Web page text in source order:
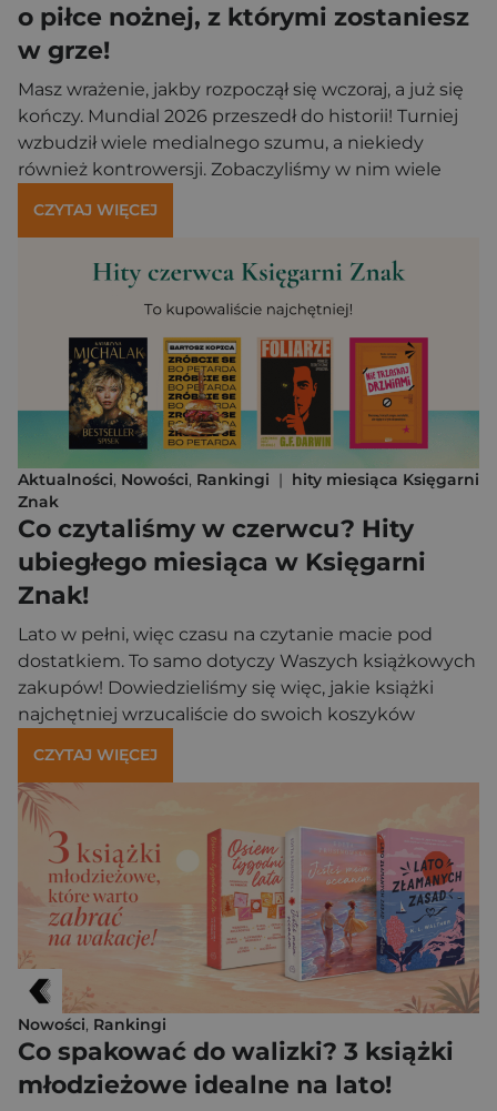
o piłce nożnej, z którymi zostaniesz
w grze!
Masz wrażenie, jakby rozpoczął się wczoraj, a już się
kończy. Mundial 2026 przeszedł do historii! Turniej
wzbudził wiele medialnego szumu, a niekiedy
również kontrowersji. Zobaczyliśmy w nim wiele
drużyn, po raz pierwszy też gościły go aż trzy kraje
kartek, dodatkowa przerwa na nawodnienie – tych
CZYTAJ WIĘCEJ
Aktualności, Nowości, Rankingi | hity miesiąca Księgarni
Znak
Co czytaliśmy w czerwcu? Hity
ubiegłego miesiąca w Księgarni
Znak!
Lato w pełni, więc czasu na czytanie macie pod
dostatkiem. To samo dotyczy Waszych książkowych
zakupów! Dowiedzieliśmy się więc, jakie książki
najchętniej wrzucaliście do swoich koszyków
znajdziecie między innymi: finał serii, która porwała
serca czytelniczek, książkę kucharską z klasycznymi
przepisami w nowym wydaniu oraz niezwykły
poradnik dla rodziców. Jeśli ta krótka zapowiedź
Was zainteresowała, koniecznie […]
CZYTAJ WIĘCEJ
Nowości, Rankingi
Co spakować do walizki? 3 książki
młodzieżowe idealne na lato!